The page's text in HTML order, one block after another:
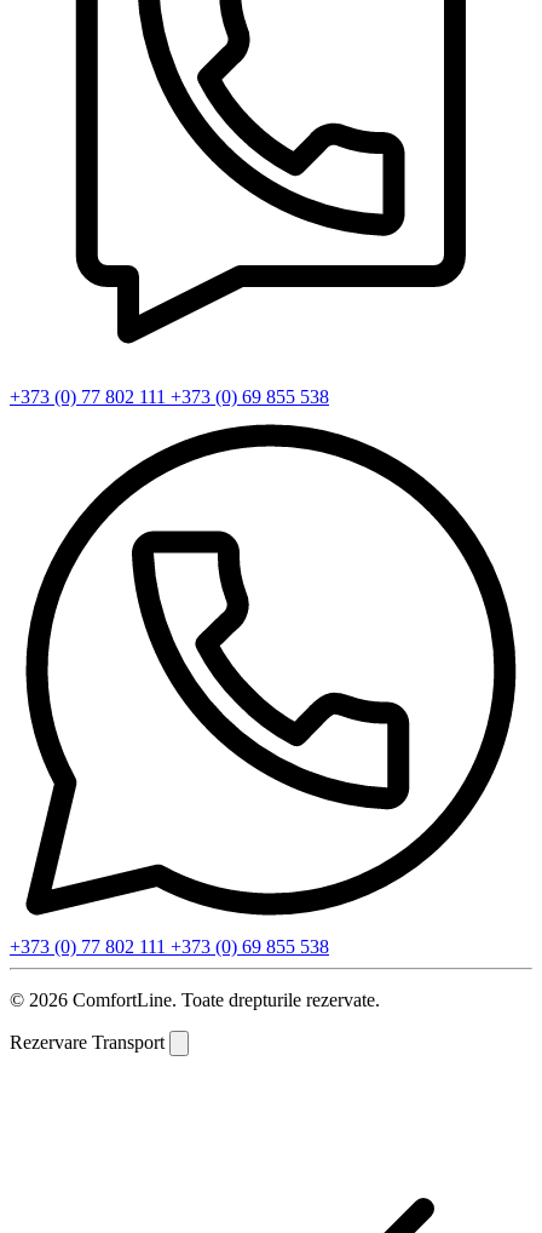
+373 (0) 77 802 111 +373 (0) 69 855 538
+373 (0) 77 802 111 +373 (0) 69 855 538
© 2026 ComfortLine. Toate drepturile rezervate.
Rezervare Transport